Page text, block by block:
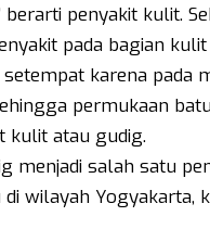
berarti penyakit kulit.
pada bagian
karena pada
permukaan
kulit atau gudig.
menjadi salah satu
wilayah Yogyakarta,